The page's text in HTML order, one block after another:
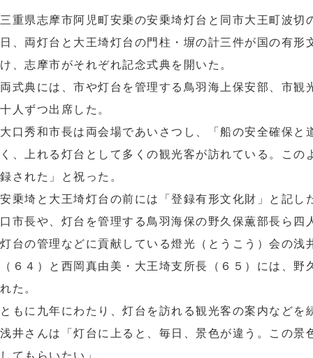
三重県志摩市阿児町安乗の安乗埼灯台と同市大王町波切
日、両灯台と大王埼灯台の門柱・塀の計三件が国の有形
け、志摩市がそれぞれ記念式典を開いた。
両式典には、市や灯台を管理する鳥羽海上保安部、市観
十人ずつ出席した。
大口秀和市長は両会場であいさつし、「船の安全確保と
く、上れる灯台として多くの観光客が訪れている。この
録された」と祝った。
安乗埼と大王埼灯台の前には「登録有形文化財」と記し
口市長や、灯台を管理する鳥羽海保の野久保薫部長ら四
灯台の管理などに貢献している燈光（とうこう）会の浅
（６４）と西岡真由美・大王埼支所長（６５）には、
れた。
ともに九年にわたり、灯台を訪れる観光客の案内などを
浅井さんは「灯台に上ると、毎日、景色が違う。この景
してもらいたい」。